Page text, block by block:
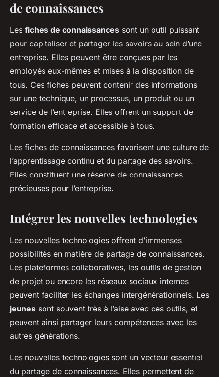
de connaissances
Les fiches de connaissances sont un outil puissant
pour capitaliser et partager les savoirs au sein d’une
entreprise. Elles peuvent être conçues par les
employés eux-mêmes et mises à la disposition de
tous. Ces fiches peuvent contenir des informations
sur une technique, un processus, un produit ou un
service de l’entreprise. Elles offrent un support de
formation efficace et accessible à tous.
Les fiches de connaissances favorisent une culture de
l’apprentissage continu et du partage des savoirs.
Elles constituent une réserve de connaissances
précieuses pour l’entreprise.
Intégrer les nouvelles technologies
Les nouvelles technologies offrent d’immenses
possibilités en matière de partage de connaissances.
Les plateformes collaboratives, les outils de gestion
de projet ou encore les réseaux sociaux internes
peuvent faciliter les échanges intergénérationnels. Les
jeunes sont souvent très à l’aise avec ces outils, et
peuvent ainsi partager leurs compétences avec les
autres générations.
Les nouvelles technologies sont un vecteur essentiel
du partage de connaissances. Elles permettent de